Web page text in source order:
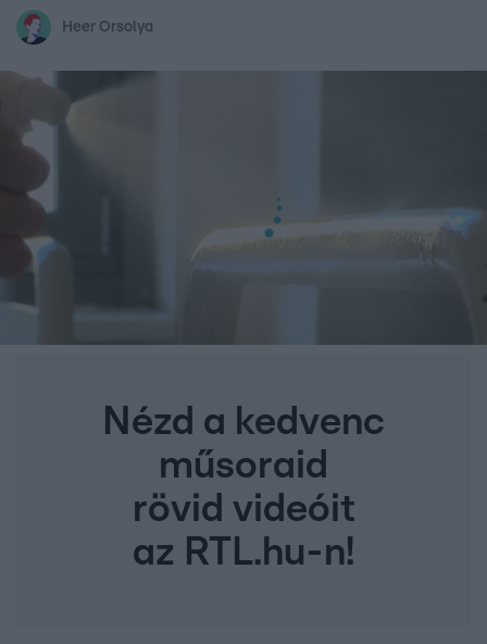
Heer Orsolya
Nézd a kedvenc
műsoraid
rövid videóit
az RTL.hu-n!